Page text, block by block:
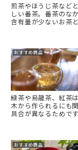
煎茶やほうじ茶など
しい番茶。番茶のな
含有量が少ないお茶
おすすめ商品
緑茶や烏龍茶、紅茶
木から作られるにも
具合が異なるためで
おすすめ商品